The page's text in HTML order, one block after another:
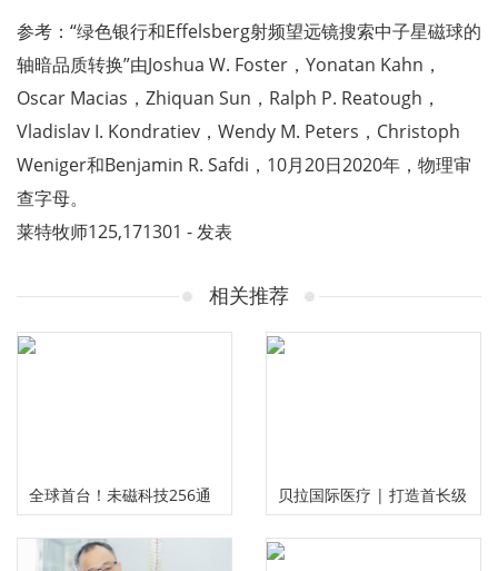
参考：“绿色银行和Effelsberg射频望远镜搜索中子星磁球的
轴暗品质转换”由Joshua W. Foster，Yonatan Kahn，
Oscar Macias，Zhiquan Sun，Ralph P. Reatough，
Vladislav I. Kondratiev，Wendy M. Peters，Christoph
Weniger和Benjamin R. Safdi，10月20日2020年，物理审
查字母。
莱特牧师125,171301 - 发表
相关推荐
全球首台！未磁科技256通
道无液氦脑磁图仪及芯片化
贝拉国际医疗 | 打造首长级
精准服务 护航国民健康福祉